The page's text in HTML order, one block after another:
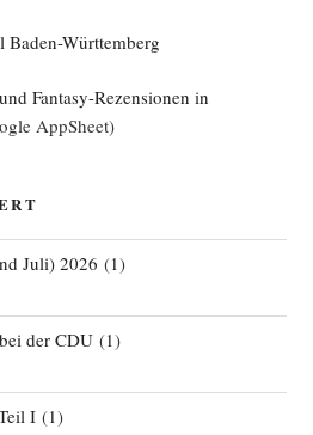
Baden-Württemberg
Fantasy-Rezensionen in
AppSheet)
Juli) 2026 (1)
der CDU(1)
I(1)